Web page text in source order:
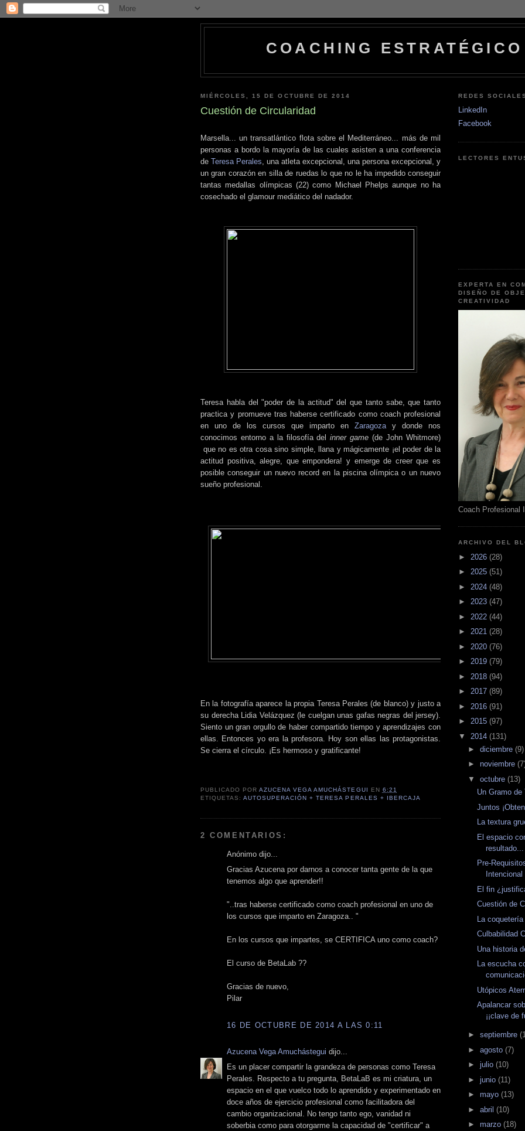
COACHING ESTRATÉGICO
MIÉRCOLES, 15 DE OCTUBRE DE 2014
Cuestión de Circularidad
Marsella... un transatlántico flota sobre el Mediterráneo... más de mil
personas a bordo la mayoría de las cuales asisten a una conferencia
de Teresa Perales, una atleta excepcional, una persona excepcional, y
un gran corazón en silla de ruedas lo que no le ha impedido conseguir
tantas medallas olímpicas (22) como Michael Phelps aunque no ha
cosechado el glamour mediático del nadador.
Teresa habla del "poder de la actitud" del que tanto sabe, que tanto
practica y promueve tras haberse certificado como coach profesional
en uno de los cursos que imparto en Zaragozay donde nos
conocimos entorno a la filosofía delinner game (de John Whitmore)
que no es otra cosa sino simple, llana y mágicamente ¡el poder de la
actitud positiva, alegre, que empondera! y emerge de creer que es
posible conseguir un nuevo record en la piscina olímpica o un nuevo
sueño profesional.
En la fotografía aparece la propia Teresa Perales (de blanco) y justo a
su derecha Lidia Velázquez (le cuelgan unas gafas negras del jersey).
Siento un gran orgullo de haber compartido tiempo y aprendizajes con
ellas. Entonces yo era la profesora. Hoy son ellas las protagonistas.
Se cierra el círculo. ¡Es hermoso y gratificante!
PUBLICADO PORAZUCENA VEGA AMUCHÁSTEGUI EN 6:21
ETIQUETAS:AUTOSUPERACIÓN + TERESA PERALES + IBERCAJA
2 COMENTARIOS:
Anónimo dijo...
Gracias Azucena por darnos a conocer tanta gente de la que
tenemos algo que aprender!!
"..tras haberse certificado como coach profesional en uno de
los cursos que imparto en Zaragoza.. "
En los cursos que impartes, se CERTIFICA uno como coach?
El curso de BetaLab ??
Gracias de nuevo,
Pilar
16 DE OCTUBRE DE 2014 A LAS 0:11
Azucena Vega Amuchástegui dijo...
Es un placer compartir la grandeza de personas como Teresa
Perales. Respecto a tu pregunta, BetaLaB es mi criatura, un
espacio en el que vuelco todo lo aprendido y experimentado en
doce años de ejercicio profesional como facilitadora del
cambio organizacional. No tengo tanto ego, vanidad ni
soberbia como para otorgarme la capacidad de "certificar" a
REDES
LinkedIn
Facebook
LECTORES
EXPERTA EN
DISEÑO DE
CREATIVIDAD
Coach Profesional
ARCHIVO DEL
► 2026 (28)
► 2025 (51)
► 2024 (48)
► 2023 (47)
► 2022 (44)
► 2021 (28)
► 2020 (76)
► 2019 (79)
► 2018 (94)
► 2017 (89)
► 2016 (91)
► 2015 (97)
▼ 2014 (131)
► diciembre (9)
► noviembre
▼ octubre (13)
Un Gramo de
Juntos
La textura
El espacio
Pre-
Intencional
El fin
Cuestión de
La
Culbabilidad
Una historia
La escucha
Utópicos
Apalancar
¡¡clave de
► septiembre
► agosto (7)
► julio (10)
► junio (11)
► mayo (13)
► abril (10)
► marzo (18)